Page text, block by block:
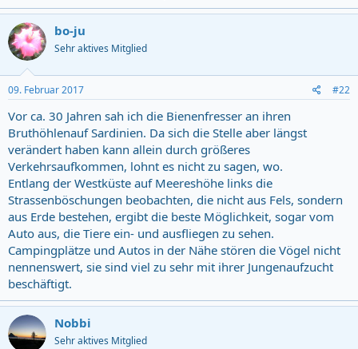
bo-ju
Sehr aktives Mitglied
09. Februar 2017 #22
Vor ca. 30 Jahren sah ich die Bienenfresser an ihren
Bruthöhlenauf Sardinien. Da sich die Stelle aber längst
verändert haben kann allein durch größeres
Verkehrsaufkommen, lohnt es nicht zu sagen, wo.
Entlang der Westküste auf Meereshöhe links die
Strassenböschungen beobachten, die nicht aus Fels, sondern
aus Erde bestehen, ergibt die beste Möglichkeit, sogar vom
Auto aus, die Tiere ein- und ausfliegen zu sehen.
Campingplätze und Autos in der Nähe stören die Vögel nicht
nennenswert, sie sind viel zu sehr mit ihrer Jungenaufzucht
beschäftigt.
Nobbi
Sehr aktives Mitglied